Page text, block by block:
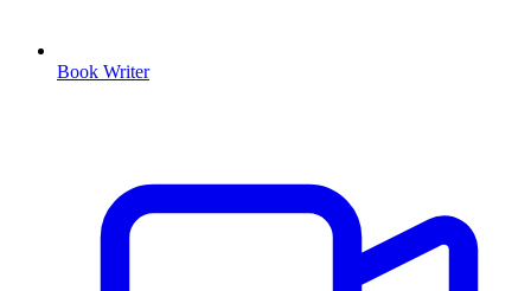
Book Writer